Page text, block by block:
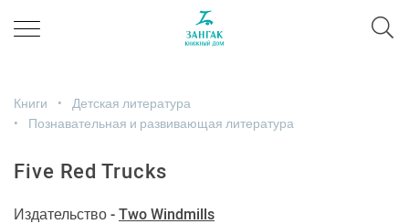
Книги
Детская литература
Познавательная и развивающая литература
Five Red Trucks
Издательство - Two Windmills